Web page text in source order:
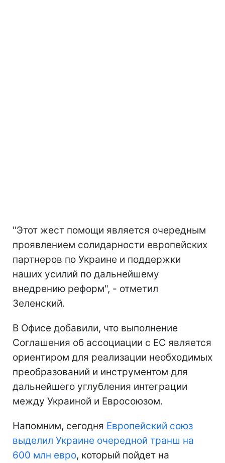
"Этот жест помощи является очередным
проявлением солидарности европейских
партнеров по Украине и поддержки
наших усилий по дальнейшему
внедрению реформ", - отметил
Зеленский.
В Офисе добавили, что выполнение
Соглашения об ассоциации с ЕС является
ориентиром для реализации необходимых
преобразований и инструментом для
дальнейшего углубления интеграции
между Украиной и Евросоюзом.
Напомним, сегодня Европейский союз
выделил Украине очередной транш на
600 млн евро, который пойдет на